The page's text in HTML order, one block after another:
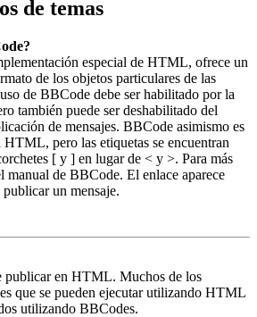
de temas
especial de HTML, ofrece un
de los objetos particulares de las
de BBCode debe ser habilitado por la
también puede ser deshabilitado del
de mensajes. BBCode asimismo es
pero las etiquetas se encuentran
[ y ] en lugar de < y >. Para más
manual de BBCode. El enlace aparece
un mensaje.
publicar en HTML. Muchos de los
que se pueden ejecutar utilizando HTML
utilizando BBCodes.